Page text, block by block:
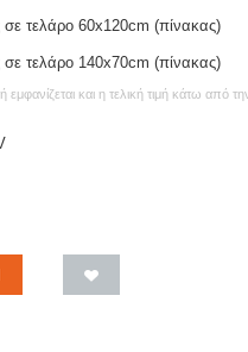
τελάρο 60x120cm (πίνακας)
τελάρο 140x70cm (πίνακας)
εμφανίζεται και η τελική τιμή κάτω από